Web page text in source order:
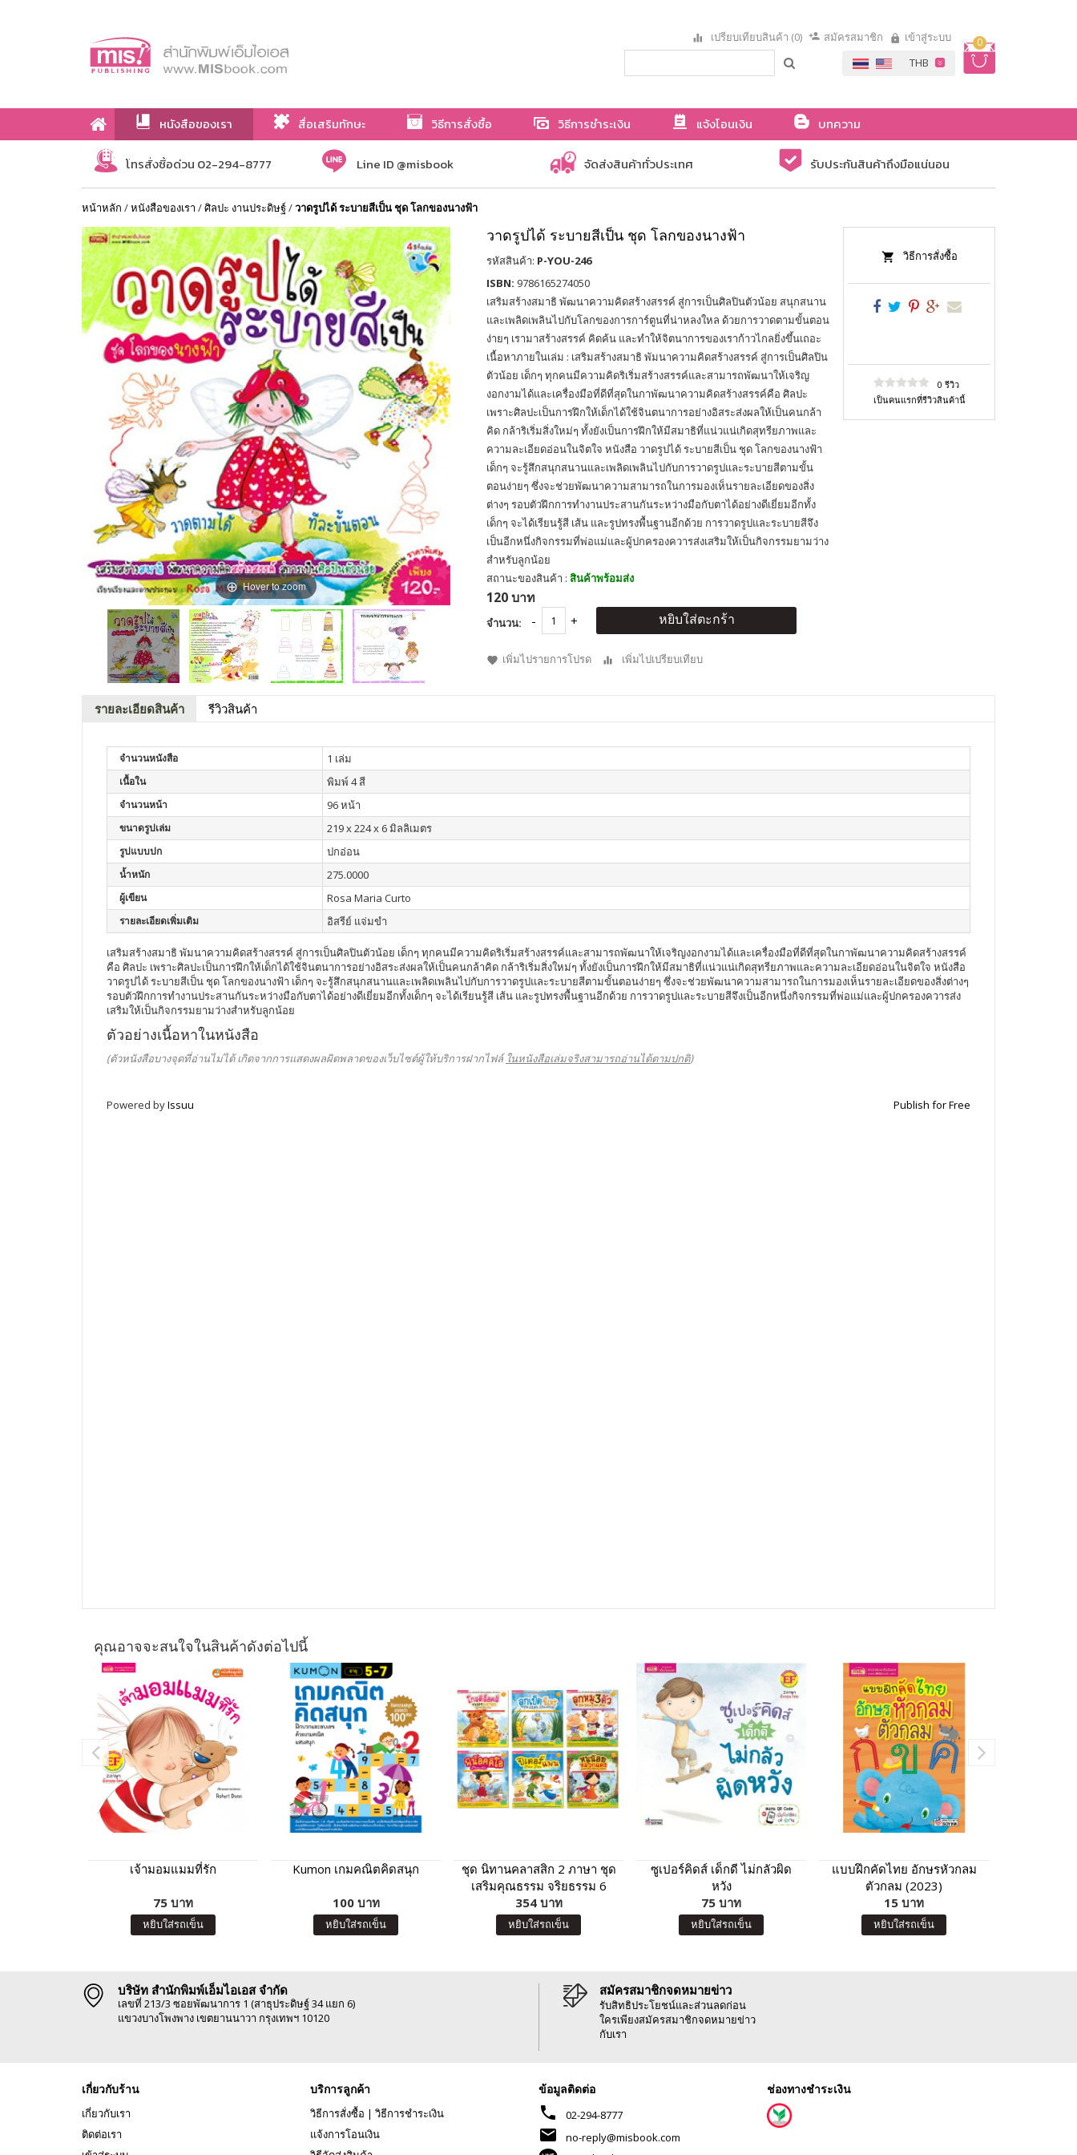
0
เปรียบเทียบสินค้า (0) สมัครสมาชิก เข้าสู่ระบบ
หนังสือของเรา สื่อเสริมทักษะ วิธีการสั่งซื้อ วิธีการชำระเงิน แจ้งโอนเงิน
บทความ
เกี่ยวกับเรา
โทรสั่งซื้อด่วน 02-294-8777 Line ID @misbook จัดส่งสินค้าทั่วประเทศ รับประกันสินค้าถึงมือแน่นอน
หน้าหลัก /หนังสือของเรา /ศิลปะ งานประดิษฐ์/วาดรูปได้ ระบายสีเป็น ชุด โลกของนางฟ้า
Hover to zoom
วาดรูปได้ ระบายสีเป็น ชุด โลกของนางฟ้า
รหัสสินค้า: P-YOU-246
ISBN: 9786165274050
เสริมสร้างสมาธิ พัฒนาความคิดสร้างสรรค์ สู่การเป็นศิลปินตัวน้อย สนุกสนาน
และเพลิดเพลินไปกับโลกของการการ์ตูนที่น่าหลงใหล ด้วยการวาดตามขั้นตอน
ง่ายๆ เรามาสร้างสรรค์ คิดค้น และทำให้จิตนาการของเราก้าวไกลยิ่งขึ้นเถอะ
เนื้อหาภายในเล่ม : เสริมสร้างสมาธิ พัมนาความคิดสร้างสรรค์ สู่การเป็นศิลปิน
ตัวน้อย เด็กๆ ทุกคนมีความคิดริเริ่มสร้างสรรค์และสามารถพัฒนาให้เจริญ
งอกงามได้และเครื่องมือที่ดีที่สุดในกาพัฒนาความคิดสร้างสรรค์คือ ศิลปะ
เพราะศิลปะเป็นการฝึกให้เด็กได้ใช้จินตนาการอย่างอิสระส่งผลให้เป็นคนกล้า
คิด กล้าริเริ่มสิ่งใหม่ๆ ทั้งยังเป็นการฝึกให้มีสมาธิที่แน่วแน่เกิดสุทรียภาพและ
ความละเอียดอ่อนในจิตใจ หนังสือ วาดรูปได้ ระบายสีเป็น ชุด โลกของนางฟ้า
เด็กๆ จะรู้สึกสนุกสนานและเพลิดเพลินไปกับการวาดรูปและระบายสีตามขั้น
ตอนง่ายๆ ซึ่งจะช่วยพัฒนาความสามารถในการมองเห็นรายละเอียดของสิ่ง
ต่างๆ รอบตัวฝึกการทำงานประสานกันระหว่างมือกับตาได้อย่างดีเยี่ยมอีกทั้ง
เด็กๆ จะได้เรียนรู้สี เส้น และรูปทรงพื้นฐานอีกด้วย การวาดรูปและระบายสีจึง
เป็นอีกหนึ่งกิจกรรมที่พ่อแม่และผู้ปกครองควารส่งเสริมให้เป็นกิจกรรมยามว่าง
สำหรับลูกน้อย
สถานะของสินค้า : สินค้าพร้อมส่ง
120 บาท
จำนวน: หยิบใส่ตะกร้า
เพิ่มไปรายการโปรด เพิ่มไปเปรียบเทียบ
วิธีการสั่งซื้อ
0 รีวิว
เป็นคนแรกที่รีวิวสินค้านี้
รายละเอียดสินค้า รีวิวสินค้า
จำนวนหนังสือ 1 เล่ม
เนื้อใน พิมพ์ 4 สี
จำนวนหน้า 96 หน้า
ขนาดรูปเล่ม 219 x 224 x 6 มิลลิเมตร
รูปแบบปก ปกอ่อน
น้ำหนัก 275.0000
ผู้เขียน Rosa Maria Curto
รายละเอียดเพิ่มเติม อิสรีย์ แจ่มขำ
เสริมสร้างสมาธิ พัมนาความคิดสร้างสรรค์ สู่การเป็นศิลปินตัวน้อย เด็กๆ ทุกคนมีความคิดริเริ่มสร้างสรรค์และสามารถพัฒนาให้เจริญงอกงามได้และเครื่องมือที่ดีที่สุดในกาพัฒนาความคิดสร้างสรรค์
คือ ศิลปะ เพราะศิลปะเป็นการฝึกให้เด็กได้ใช้จินตนาการอย่างอิสระส่งผลให้เป็นคนกล้าคิด กล้าริเริ่มสิ่งใหม่ๆ ทั้งยังเป็นการฝึกให้มีสมาธิที่แน่วแน่เกิดสุทรียภาพและความละเอียดอ่อนในจิตใจ หนังสือ
วาดรูปได้ ระบายสีเป็น ชุด โลกของนางฟ้า เด็กๆ จะรู้สึกสนุกสนานและเพลิดเพลินไปกับการวาดรูปและระบายสีตามขั้นตอนง่ายๆ ซึ่งจะช่วยพัฒนาความสามารถในการมองเห็นรายละเอียดของสิ่งต่างๆ
รอบตัวฝึกการทำงานประสานกันระหว่างมือกับตาได้อย่างดีเยี่ยมอีกทั้งเด็กๆ จะได้เรียนรู้สี เส้น และรูปทรงพื้นฐานอีกด้วย การวาดรูปและระบายสีจึงเป็นอีกหนึ่งกิจกรรมที่พ่อแม่และผู้ปกครองควารส่ง
เสริมให้เป็นกิจกรรมยามว่างสำหรับลูกน้อย
ตัวอย่างเนื้อหาในหนังสือ
(ตัวหนังสือบางจุดที่อ่านไม่ได้ เกิดจากการแสดงผลผิดพลาดของเว็บไซต์ผู้ให้บริการฝากไฟล์ ในหนังสือเล่มจริงสามารถอ่านได้ตามปกติ)
Powered byIssuu Publish for Free
คุณอาจจะสนใจในสินค้าดังต่อไปนี้
เจ้ามอมแมมที่รัก
75 บาท
หยิบใส่รถเข็น
Kumon เกมคณิตคิดสนุก
100 บาท
หยิบใส่รถเข็น
ชุด นิทานคลาสสิก 2 ภาษา ชุด
เสริมคุณธรรม จริยธรรม 6
เล่ม
354 บาท
หยิบใส่รถเข็น
ซูเปอร์คิดส์ เด็กดี ไม่กลัวผิด
หวัง
75 บาท
หยิบใส่รถเข็น
แบบฝึกคัดไทย อักษรหัวกลม
ตัวกลม (2023)
15 บาท
หยิบใส่รถเข็น
บริษัท สำนักพิมพ์เอ็มไอเอส จำกัด
เลขที่ 213/3 ซอยพัฒนาการ 1 (สาธุประดิษฐ์ 34 แยก 6)
แขวงบางโพงพาง เขตยานนาวา กรุงเทพฯ 10120
สมัครสมาชิกจดหมายข่าว
รับสิทธิประโยชน์และส่วนลดก่อน
ใครเพียงสมัครสมาชิกจดหมายข่าว
กับเรา
เกี่ยวกับร้าน
เกี่ยวกับเรา
ติดต่อเรา
บริการลูกค้า
วิธีการสั่งซื้อ | วิธีการชำระเงิน
แจ้งการโอนเงิน
ข้อมูลติดต่อ
phone 02-294-8777
mail
no-reply@misbook.com
ช่องทางชำระเงิน